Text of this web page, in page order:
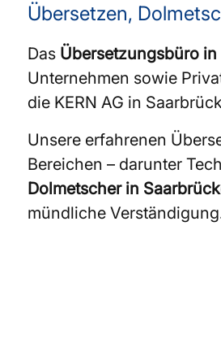
Übersetzen,
Das Übersetzungsbüro
Unternehmen sowie
die KERN AG in
Unsere erfahrenen
Bereichen – darunter
Dolmetscher in
mündliche